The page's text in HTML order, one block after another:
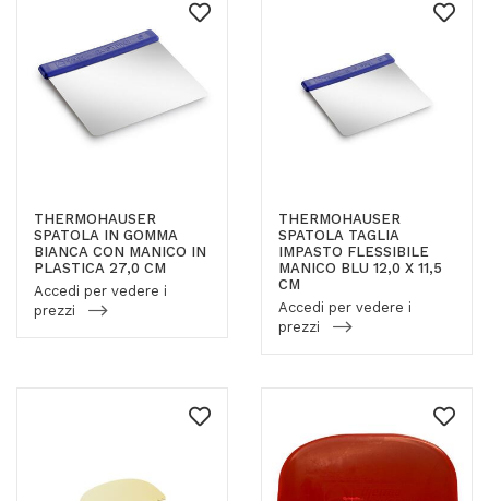
THERMOHAUSER
SPATOLA IN GOMMA
BIANCA CON MANICO IN
PLASTICA 27,0 CM
Accedi per vedere i
prezzi
THERMOHAUSER
SPATOLA TAGLIA
IMPASTO FLESSIBILE
MANICO BLU 12,0 X 11,5
CM
Accedi per vedere i
prezzi